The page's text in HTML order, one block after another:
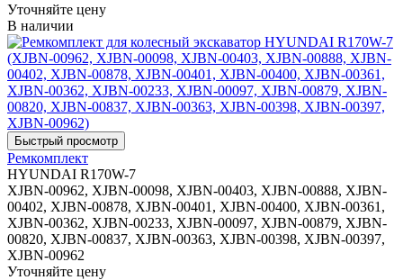
Уточняйте цену
В наличии
Ремкомплект
HYUNDAI R170W-7
XJBN-00962, XJBN-00098, XJBN-00403, XJBN-00888, XJBN-
00402, XJBN-00878, XJBN-00401, XJBN-00400, XJBN-00361,
XJBN-00362, XJBN-00233, XJBN-00097, XJBN-00879, XJBN-
00820, XJBN-00837, XJBN-00363, XJBN-00398, XJBN-00397,
XJBN-00962
Уточняйте цену